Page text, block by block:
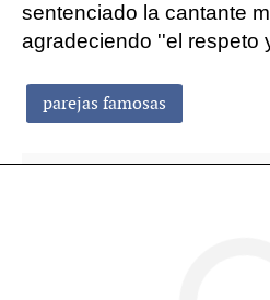
sentenciado la cantante
agradeciendo ''el respeto
parejas famosas